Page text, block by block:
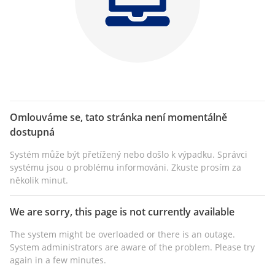
Omlouváme se, tato stránka není momentálně
dostupná
Systém může být přetížený nebo došlo k výpadku. Správci
systému jsou o problému informováni. Zkuste prosím za
několik minut.
We are sorry, this page is not currently available
The system might be overloaded or there is an outage.
System administrators are aware of the problem. Please try
again in a few minutes.